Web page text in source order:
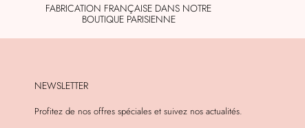
FABRICATION FRANÇAISE DANS NOTRE
BOUTIQUE PARISIENNE
NEWSLETTER
Profitez de nos offres spéciales et suivez nos actualités.